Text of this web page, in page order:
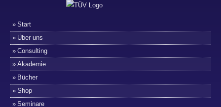
Start
Über uns
Consulting
Akademie
Bücher
Shop
Seminare